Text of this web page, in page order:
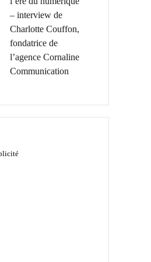
– interview de
Charlotte Couffon,
fondatrice de
l’agence Cornaline
Communication